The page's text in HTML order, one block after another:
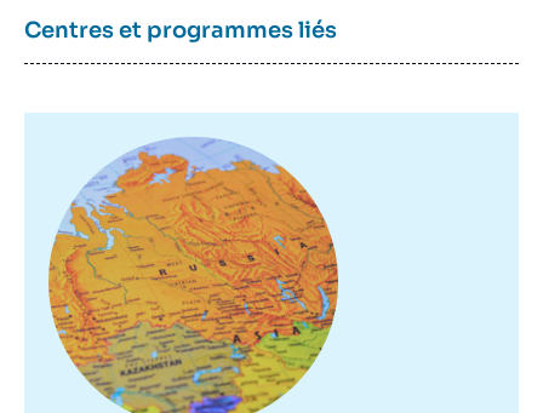
Centres et programmes liés
principale